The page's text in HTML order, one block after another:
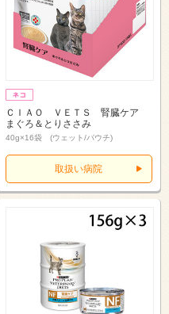
ＣＩＡＯ ＶＥＴＳ 腎臓ケア
まぐろ＆とりささみ
40g×16袋 (ウェット/パウチ)
取扱い病院